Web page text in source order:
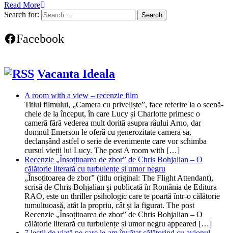
Read More
Search for:
Facebook
Vacanta Ideala
A room with a view – recenzie film
Titlul filmului, „Camera cu priveliște”, face referire la o scenă-
cheie de la început, în care Lucy și Charlotte primesc o
cameră fără vederea mult dorită asupra râului Arno, dar
domnul Emerson le oferă cu generozitate camera sa,
declanșând astfel o serie de evenimente care vor schimba
cursul vieții lui Lucy. The post A room with […]
Recenzie „Însoțitoarea de zbor” de Chris Bohjalian – O
călătorie literară cu turbulențe și umor negru
„Însoțitoarea de zbor” (titlu original: The Flight Attendant),
scrisă de Chris Bohjalian și publicată în România de Editura
RAO, este un thriller psihologic care te poartă într-o călătorie
tumultuoasă, atât la propriu, cât și la figurat. The post
Recenzie „Însoțitoarea de zbor” de Chris Bohjalian – O
călătorie literară cu turbulențe și umor negru appeared […]